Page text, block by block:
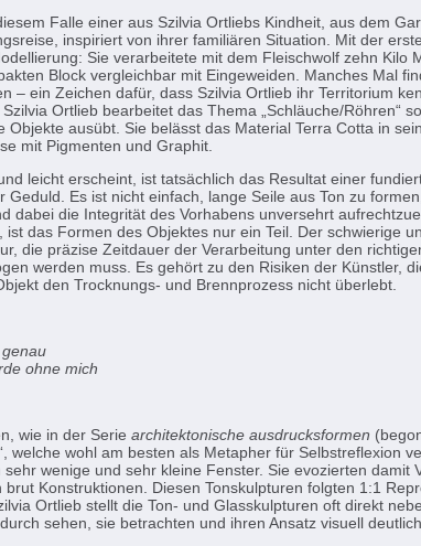
Falle einer aus Szilvia Ortliebs Kindheit, aus dem
inspiriert von ihrer familiären Situation. Mit der
Sie verarbeitete mit dem Fleischwolf zehn Kilo
Block vergleichbar mit Eingeweiden. Manches Mal
– ein Zeichen dafür, dass Szilvia Ortlieb ihr Territorium
Ortlieb bearbeitet das Thema „Schläuche/Röhren“
Objekte ausübt. Sie belässt das Material Terra Cotta in
mit Pigmenten und Graphit.
leicht erscheint, ist tatsächlich das Resultat einer
Geduld. Es ist nicht einfach, lange Seile aus Ton zu
dabei die Integrität des Vorhabens unversehrt
ist das Formen des Objektes nur ein Teil. Der schwierige
die präzise Zeitdauer der Verarbeitung unter den
werden muss. Es gehört zu den Risiken der Künstler,
den Trocknungs- und Brennprozess nicht überlebt.
ohne mich
wie in der Serie architektonische ausdrucksformen
welche wohl am besten als Metapher für Selbstreflexion
sehr wenige und sehr kleine Fenster. Sie evozierten damit
Konstruktionen. Diesen Tonskulpturen folgten 1:1
Ortlieb stellt die Ton- und Glasskulpturen oft direkt
sehen, sie betrachten und ihren Ansatz visuell